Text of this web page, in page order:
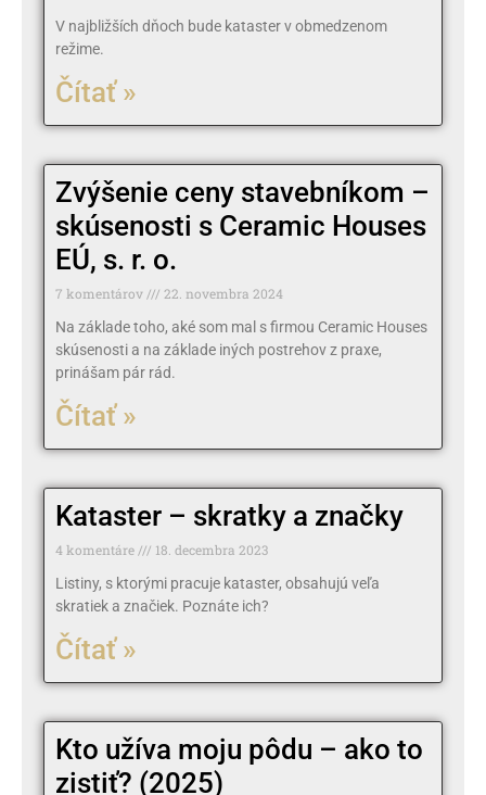
V najbližších dňoch bude kataster v obmedzenom
režime.
Čítať »
Zvýšenie ceny stavebníkom –
skúsenosti s Ceramic Houses
EÚ, s. r. o.
7 komentárov
22. novembra 2024
Na základe toho, aké som mal s firmou Ceramic Houses
skúsenosti a na základe iných postrehov z praxe,
prinášam pár rád.
Čítať »
Kataster – skratky a značky
4 komentáre
18. decembra 2023
Listiny, s ktorými pracuje kataster, obsahujú veľa
skratiek a značiek. Poznáte ich?
Čítať »
Kto užíva moju pôdu – ako to
zistiť? (2025)